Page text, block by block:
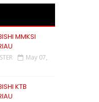
MMKSI
May 07,
KTB